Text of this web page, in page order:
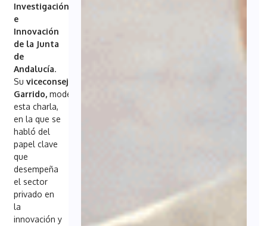
Investigación
e
Innovación
de la Junta
de
Andalucía.
Suviceconsejera
Garrido,moderó
esta charla,
en la que se
habló del
papel clave
que
desempeña
el sector
privado en
la
innovación y